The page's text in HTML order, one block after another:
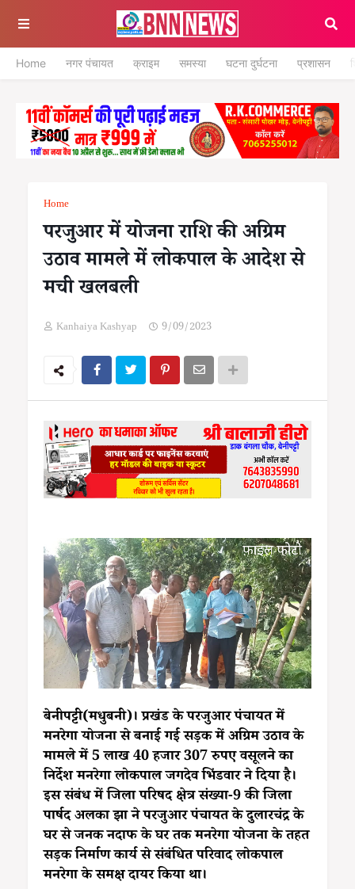
Home नगर पंचायत क्राइम समस्या घटना दुर्घटना प्रशासन
Home
परजुआर में योजना राशि की अग्रिम
उठाव मामले में लोकपाल के आदेश से
मची खलबली
Kanhaiya Kashyap 9/09/2023
बेनीपट्टी(मधुबनी)। प्रखंड के परजुआर पंचायत में
मनरेगा योजना से बनाई गई सड़क में अग्रिम उठाव के
मामले में 5 लाख 40 हजार 307 रुपए वसूलने का
निर्देश मनरेगा लोकपाल जगदेव भिंडवार ने दिया है।
इस संबंध में जिला परिषद क्षेत्र संख्या-9 की जिला
पार्षद अलका झा ने परजुआर पंचायत के दुलारचंद्र के
घर से जनक नदाफ के घर तक मनरेगा योजना के तहत
सड़क निर्माण कार्य से संबंधित परिवाद लोकपाल
मनरेगा के समक्ष दायर किया था।